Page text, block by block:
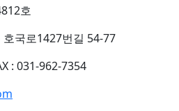
호
국로1427번길 54-77
: 031-962-7354